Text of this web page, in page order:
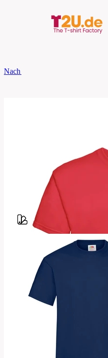
Nach dem Brand
Fruit
of the
Loom
Code
Style
Classic
Gewebe
Ausführung
Ihre Zufriedenheit